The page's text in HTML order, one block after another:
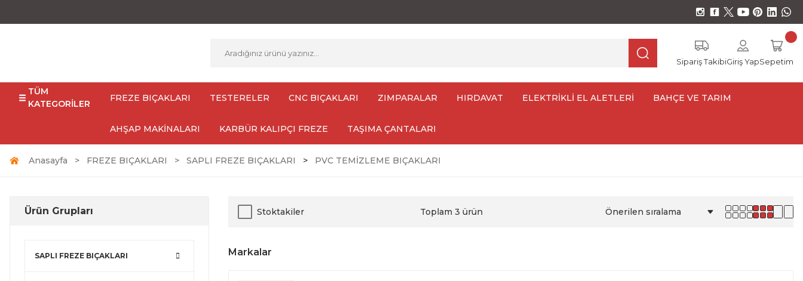
Sipariş TakibiGiriş YapSepetim
TÜM
KATEGORİLER
FREZE BIÇAKLARI TESTERELER CNC BIÇAKLARI ZIMPARALAR HIRDAVAT ELEKTRİKLİ EL ALETLERİ BAHÇE VE TARIM
AHŞAP MAKİNALARI KARBÜR KALIPÇI FREZE TAŞIMA ÇANTALARI
Anasayfa FREZE BIÇAKLARI SAPLI FREZE BIÇAKLARI PVC TEMİZLEME BIÇAKLARI
Ürün Grupları
SAPLI FREZE BIÇAKLARI
Stoktakiler Toplam 3 ürün
Markalar